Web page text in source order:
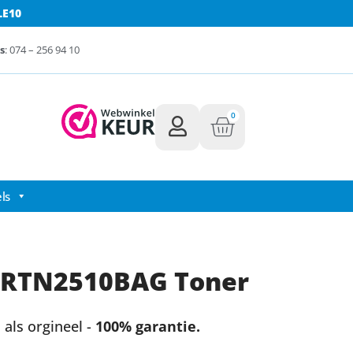
: 074 – 256 94 10
0
Toner
orgineel - 100% garantie.